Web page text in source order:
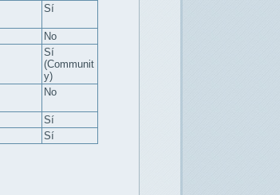
Sí
No
Sí
(Communit
y)
No
Sí
Sí